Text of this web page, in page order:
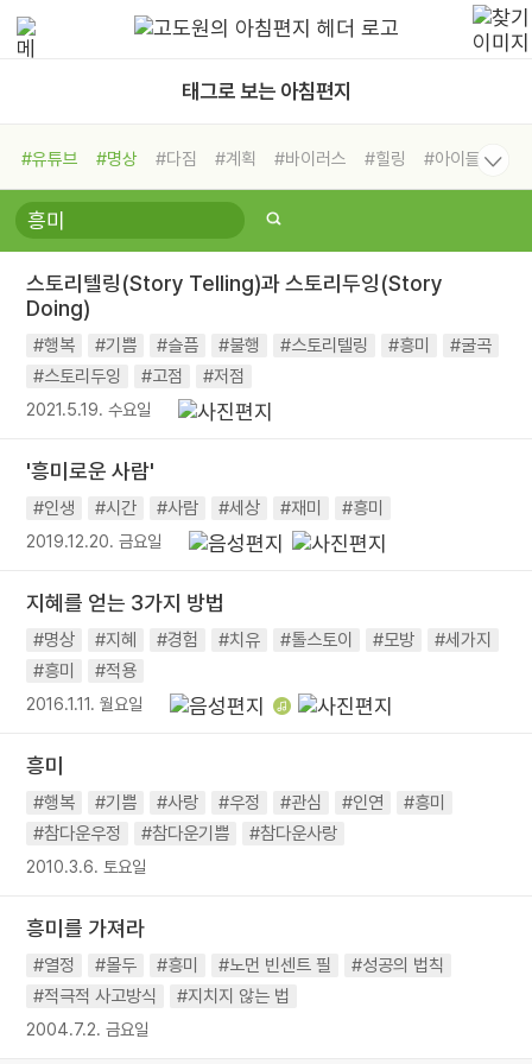
태그로 보는 아침편지
#유튜브 #명상 #다짐 #계획 #바이러스 #힐링
#아이들
#비전캠프
#독서캠프 #삶
#희망
#나눔 #친구 #링컨학교
#독서
#건강 #면역력
스토리텔링(Story Telling)과 스토리두잉(Story
Doing)
#행복 #기쁨 #슬픔 #불행 #스토리텔링 #흥미
#굴곡
#스토리두잉
#고점 #저점
2021.5.19. 수요일
'흥미로운 사람'
#인생 #시간 #사람 #세상 #재미 #흥미
2019.12.20. 금요일
지혜를 얻는 3가지 방법
#명상 #지혜 #경험 #치유 #톨스토이 #모방
#세가지
#흥미
#적용
2016.1.11. 월요일
흥미
#행복 #기쁨 #사랑 #우정 #관심 #인연
#흥미
#참다운우정
#참다운기쁨 #참다운사랑
2010.3.6. 토요일
흥미를 가져라
#열정 #몰두 #흥미 #노먼 빈센트 필
#성공의 법칙
#적극적 사고방식
#지치지 않는 법
2004.7.2. 금요일